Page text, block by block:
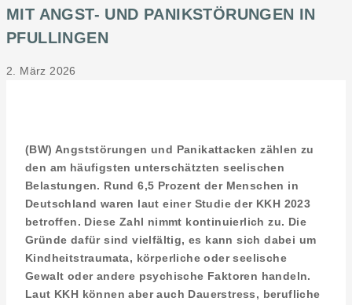
MIT ANGST- UND PANIKSTÖRUNGEN IN
PFULLINGEN
2. März 2026
(BW) Angststörungen und Panikattacken zählen zu
den am häufigsten unterschätzten seelischen
Belastungen. Rund 6,5 Prozent der Menschen in
Deutschland waren laut einer Studie der KKH 2023
betroffen. Diese Zahl nimmt kontinuierlich zu. Die
Gründe dafür sind vielfältig, es kann sich dabei um
Kindheitstraumata, körperliche oder seelische
Gewalt oder andere psychische Faktoren handeln.
Laut KKH können aber auch Dauerstress, berufliche